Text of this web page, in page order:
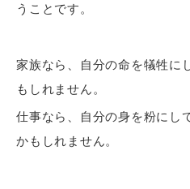
うことです。
家族なら、自分の命を犠牲に
もしれません。
仕事なら、自分の身を粉にし
かもしれません。